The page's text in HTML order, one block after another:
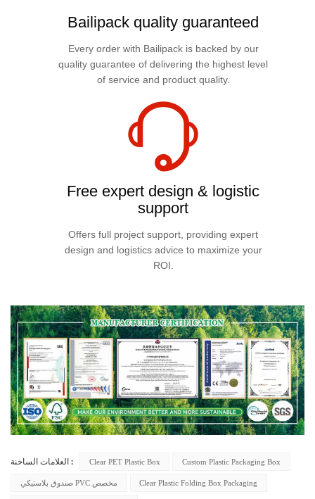
Bailipack quality guaranteed
Every order with Bailipack is backed by our
quality guarantee of delivering the highest level
of service and product quality.
Free expert design & logistic
support
Offers full project support, providing expert
design and logistics advice to maximize your
ROI.
العلامات الساخنة : Clear PET Plastic Box Custom Plastic Packaging Box
صندوق بلاستيكي PVC مخصص Clear Plastic Folding Box Packaging